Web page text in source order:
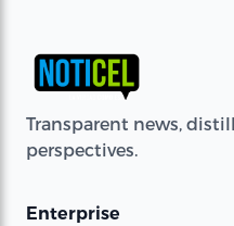
Transparent news,
perspectives.
Enterprise